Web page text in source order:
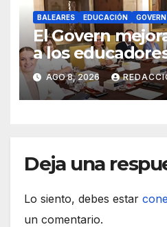
BALEARES EDUCACIÓN
El Govern
a los
años y pagará
AGO 8, 2026
Deja una
Lo siento, debes estar
un comentario.